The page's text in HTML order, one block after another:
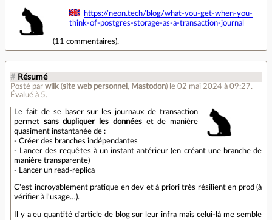
https://neon.tech/blog/what-you-get-when-you-
think-of-postgres-storage-as-a-transaction-journal
(11 commentaires).
# Résumé
Posté par wilk (site web personnel , Mastodon) le 02 mai 2024 à 09:27.
Évalué à 5.
Le fait de se baser sur les journaux de transaction
permet sans dupliquer les donnéeset de manière
quasiment instantanée de :
- Créer des branches indépendantes
- Lancer des requêtes à un instant antérieur (en créant une branche de
manière transparente)
- Lancer un read-replica
C'est incroyablement pratique en dev et à priori très résilient en prod (à
vérifier à l'usage…).
Il y a eu quantité d'article de blog sur leur infra mais celui-là me semble